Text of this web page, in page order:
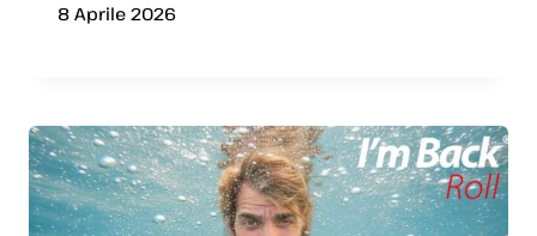
8 Aprile 2026